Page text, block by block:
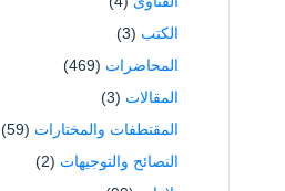
الكتب (3)
المحاضرات (469)
المقالات (3)
المقتطفات والمختارات (59)
النصائح والتوجيهات (2)